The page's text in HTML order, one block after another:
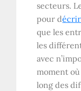
secteurs.
pour d
que les
les
avec
moment
long des